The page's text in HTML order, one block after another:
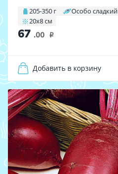
205-350 г Особо сладкий
20х8 см
67 .00 i
Добавить в корзину